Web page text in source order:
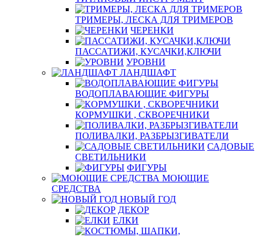
ТРИМЕРЫ, ЛЕСКА ДЛЯ ТРИМЕРОВ
ЧЕРЕНКИ
ПАССАТИЖИ, КУСАЧКИ,КЛЮЧИ
УРОВНИ
ЛАНДШАФТ
ВОДОПЛАВАЮЩИЕ ФИГУРЫ
КОРМУШКИ , СКВОРЕЧНИКИ
ПОЛИВАЛКИ, РАЗБРЫЗГИВАТЕЛИ
САДОВЫЕ
СВЕТИЛЬНИКИ
ФИГУРЫ
МОЮЩИЕ
СРЕДСТВА
НОВЫЙ ГОД
ДЕКОР
ЕЛКИ